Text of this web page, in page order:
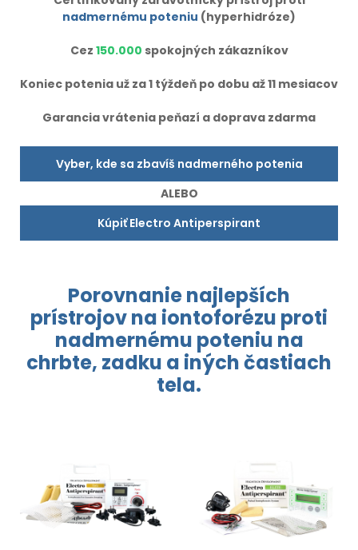
nadmernému poteniu (hyperhidróze)
Cez 150.000 spokojných zákazníkov
Koniec potenia už za 1 týždeň po dobu až 11 mesiacov
Garancia vrátenia peňazí a doprava zdarma
Vyber, kde sa zbavíš nadmerného potenia
ALEBO
Kúpiť Electro Antiperspirant
Porovnanie najlepších
prístrojovna iontoforézu proti
nadmernému poteniu na
chrbte, zadku a inýchčastiach
tela.